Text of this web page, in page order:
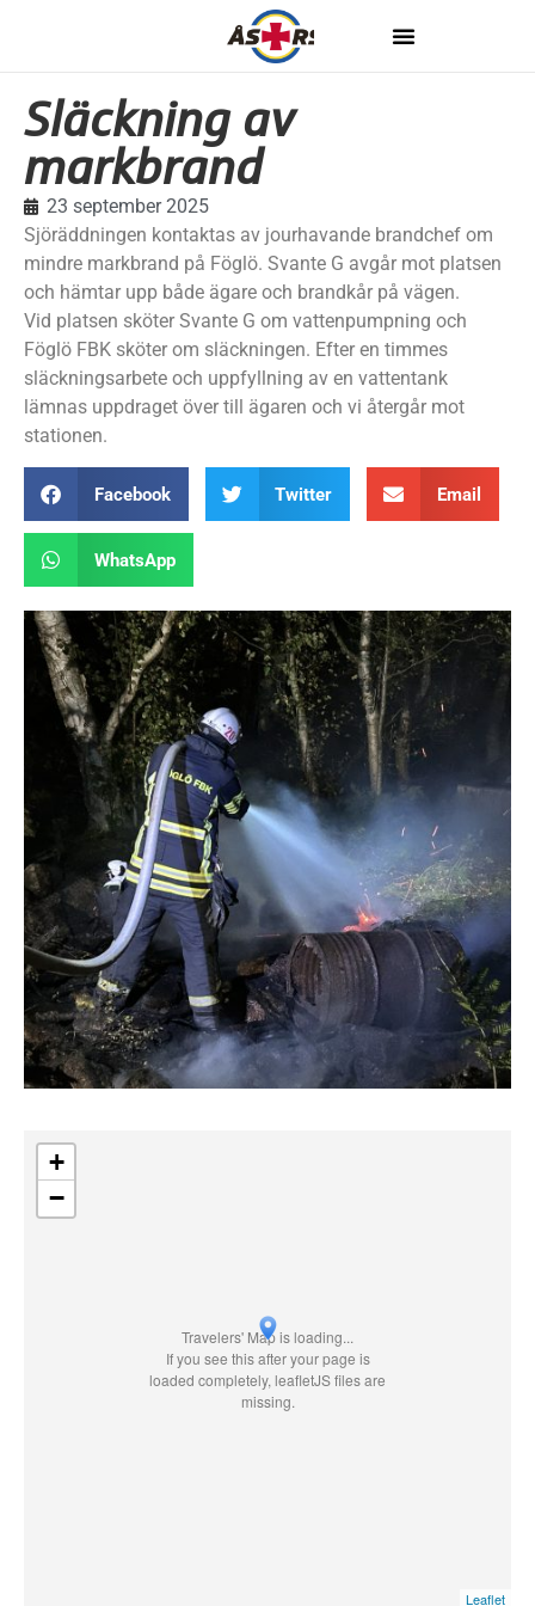
Släckning av
markbrand
23 september 2025
Sjöräddningen kontaktas av jourhavande brandchef om
mindre markbrand på Föglö. Svante G avgår mot platsen
och hämtar upp både ägare och brandkår på vägen.
Vid platsen sköter Svante G om vattenpumpning och
Föglö FBK sköter om släckningen. Efter en timmes
släckningsarbete och uppfyllning av en vattentank
lämnas uppdraget över till ägaren och vi återgår mot
stationen.
Facebook Twitter Email
WhatsApp
Travelers' Map is loading...
If you see this after your page is
loaded completely, leafletJS files are
missing.
+
−
Leaflet